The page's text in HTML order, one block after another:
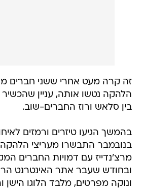
זה קרה מעט אחרי ששני חברים
הלהקה נטשו אותה, עניין
בין סלאש ורוז החברים-שוב.
בהמשך הגיעו טיזרים ורמזים
בנובמבר התבשרו מעריצי הלהקה
מרצ'נדייז עם דמויות החברים
ובחודש שעבר אתר האינטרנט
ונוקה מפרטים, מלבד הלוגו הישן